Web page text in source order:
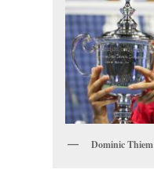
Dominic Thiem